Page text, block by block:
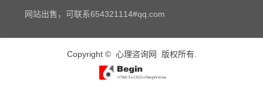
网站出售，可联系654321114#qq.com
Copyright © 心理咨询网 版权所有.